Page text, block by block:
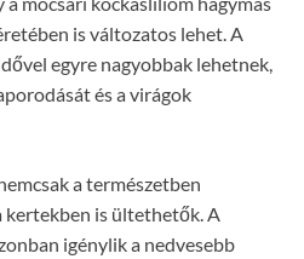
is változatos lehet. A
egyre nagyobbak lehetnek,
és a virágok
a természetben
kertekben is ültethetők. A
igénylik a nedvesebb